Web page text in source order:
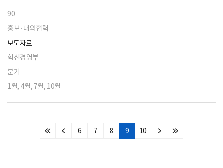
90
홍보·대외협력
보도자료
혁신경영부
분기
1월, 4월, 7월, 10월
처
이
6 7 8 9 10
다
마